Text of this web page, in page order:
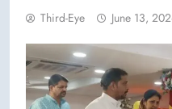
Third-Eye June 13,